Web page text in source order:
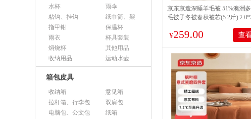
水杯
雨伞
粘钩、挂钩
纸巾筒、架
指甲钳
保温杯
雨衣
杯具套装
焖烧杯
其他用品
收纳用品
运动水壶
箱包皮具
收纳箱
意见箱
拉杆箱、行李包
双肩包
电脑包、公文包
纸箱
京东京造深睡羊毛被 51%澳洲
毛被子冬被春秋被芯(5.2斤)
¥259.00 查